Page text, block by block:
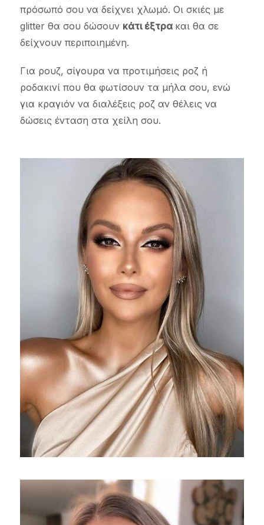
πρόσωπό σου να δείχνει χλωμό. Οι σκιές με
glitter θα σου δώσουν κάτι έξτρα και θα σε
δείχνουν περιποιημένη.
Για ρουζ, σίγουρα να προτιμήσεις ροζ ή
ροδακινί που θα φωτίσουν τα μήλα σου, ενώ
για κραγιόν να διαλέξεις ροζ αν θέλεις να
δώσεις ένταση στα χείλη σου.